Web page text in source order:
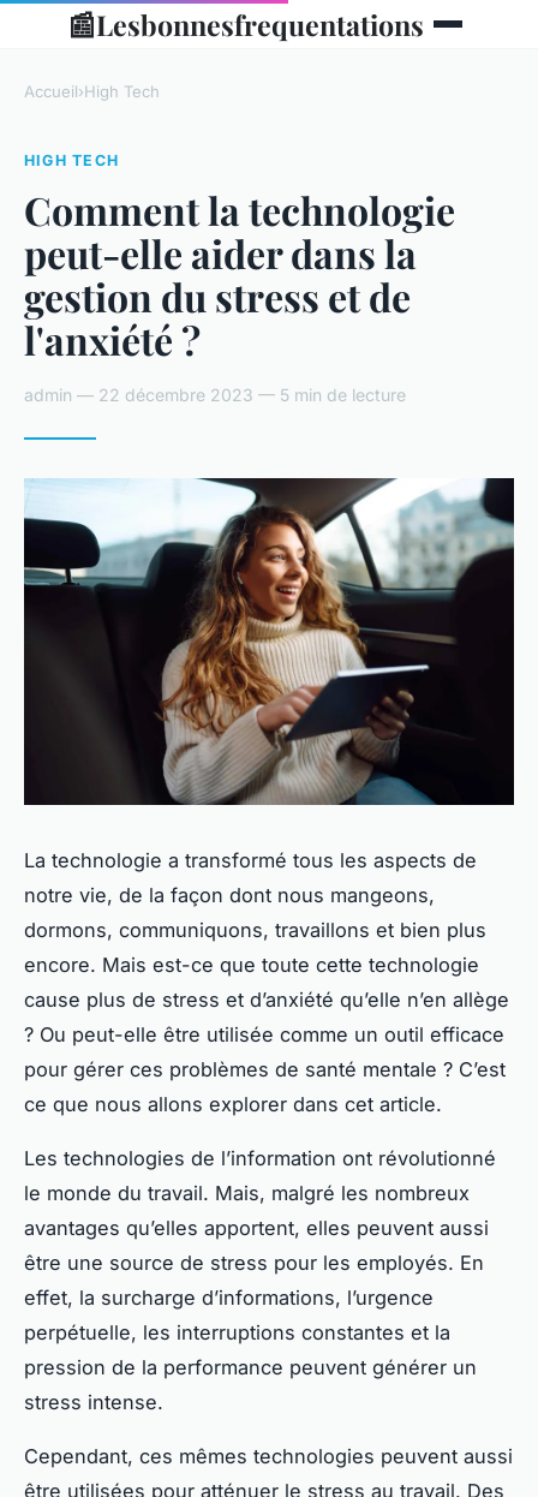
📰Lesbonnesfrequentations
Accueil›High Tech
HIGH TECH
Comment la technologie
peut-elle aider dans la
gestion du stress et de
l'anxiété ?
admin — 22 décembre 2023 — 5 min de lecture
La technologie a transformé tous les aspects de
notre vie, de la façon dont nous mangeons,
dormons, communiquons, travaillons et bien plus
encore. Mais est-ce que toute cette technologie
cause plus de stress et d’anxiété qu’elle n’en allège
? Ou peut-elle être utilisée comme un outil efficace
pour gérer ces problèmes de santé mentale ? C’est
ce que nous allons explorer dans cet article.
Les technologies de l’information ont révolutionné
le monde du travail. Mais, malgré les nombreux
avantages qu’elles apportent, elles peuvent aussi
être une source de stress pour les employés. En
effet, la surcharge d’informations, l’urgence
perpétuelle, les interruptions constantes et la
pression de la performance peuvent générer un
stress intense.
Cependant, ces mêmes technologies peuvent aussi
être utilisées pour atténuer le stress au travail. Des